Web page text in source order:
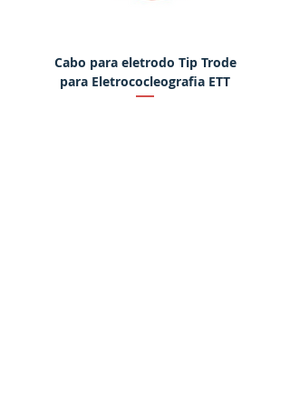
Cabo para eletrodo Tip Trode
para Eletrococleografia ETT